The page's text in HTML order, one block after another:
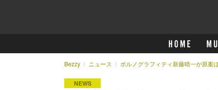
Bezzy ニュース ポルノグラフィティ新藤晴一が原案
NEWS